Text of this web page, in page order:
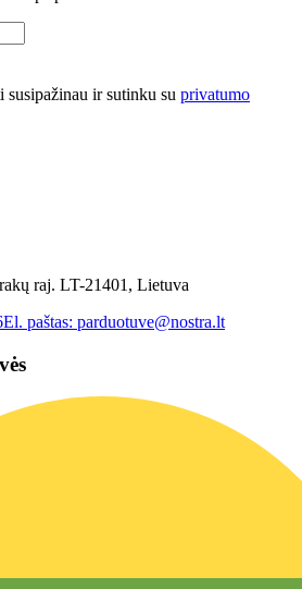
susipažinau ir sutinku su privatumo
raj. LT-21401, Lietuva
El. paštas: parduotuve@nostra.lt